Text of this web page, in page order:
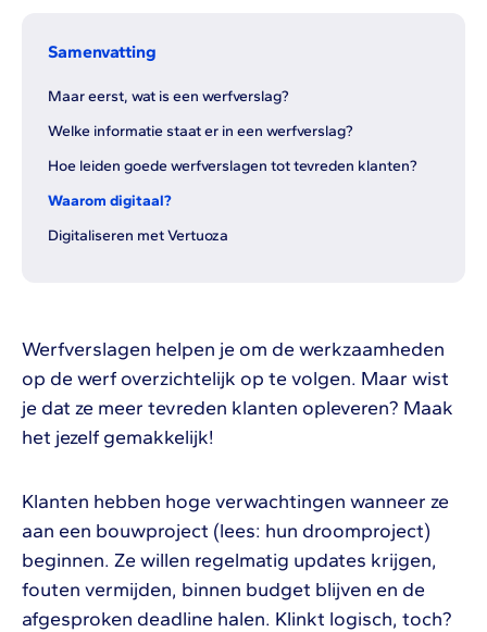
Samenvatting
Maar eerst, wat is een werfverslag?
Welke informatie staat er in een werfverslag?
Hoe leiden goede werfverslagen tot tevreden klanten?
Waarom digitaal?
Digitaliseren met Vertuoza
Werfverslagen helpen je om de werkzaamheden
op de werf overzichtelijk op te volgen. Maar wist
je dat ze meer tevreden klanten opleveren? Maak
het jezelf gemakkelijk!
Klanten hebben hoge verwachtingen wanneer ze
aan een bouwproject (lees: hun droomproject)
beginnen. Ze willen regelmatig updates krijgen,
fouten vermijden, binnen budget blijven en de
afgesproken deadline halen. Klinkt logisch, toch?